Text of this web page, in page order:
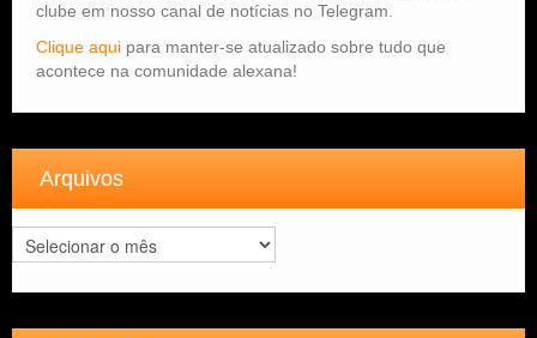
clube em nosso canal de notícias no Telegram.
Clique aqui para manter-se atualizado sobre tudo que
acontece na comunidade alexana!
Arquivos
Arquivos